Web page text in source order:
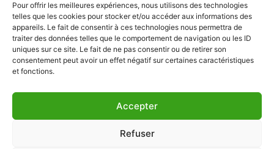
Pour offrir les meilleures expériences, nous utilisons des technologies
telles que les cookies pour stocker et/ou accéder aux informations des
appareils. Le fait de consentir à ces technologies nous permettra de
traiter des données telles que le comportement de navigation ou les ID
uniques sur ce site. Le fait de ne pas consentir ou de retirer son
consentement peut avoir un effet négatif sur certaines caractéristiques
et fonctions.
Accepter
Refuser
Vie pratique
Nous contacter
Administration